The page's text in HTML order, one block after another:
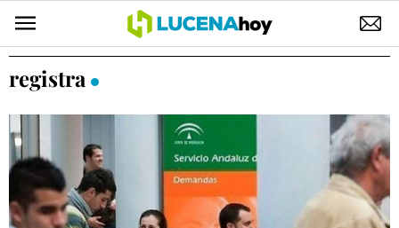
POLÍTICA
ELECCIONES
SUCESOS
ECONOMÍA
registra